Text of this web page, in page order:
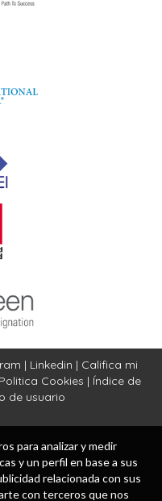
| Linkedin | Califica mi
Politica Cookies | Índice de
de usuario
para analizar y medir
y un perfil en base a sus
relacionada con sus
con terceros que nos